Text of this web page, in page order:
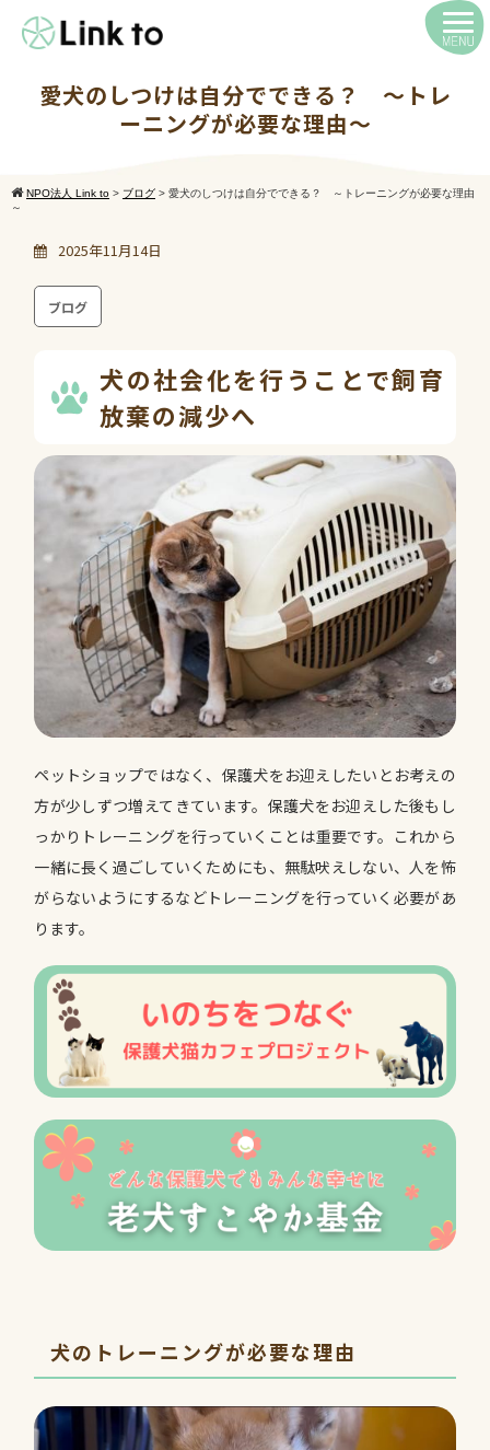
愛犬のしつけは自分でできる？ ～トレ
ーニングが必要な理由～
NPO法人 Link to > ブログ > 愛犬のしつけは自分でできる？ ～トレーニングが必要な理由
～
2025年11月14日
ブログ
犬の社会化を行うことで飼育
放棄の減少へ
ペットショップではなく、保護犬をお迎えしたいとお考えの
方が少しずつ増えてきています。保護犬をお迎えした後もし
っかりトレーニングを行っていくことは重要です。これから
一緒に長く過ごしていくためにも、無駄吠えしない、人を怖
がらないようにするなどトレーニングを行っていく必要があ
ります。
犬のトレーニングが必要な理由